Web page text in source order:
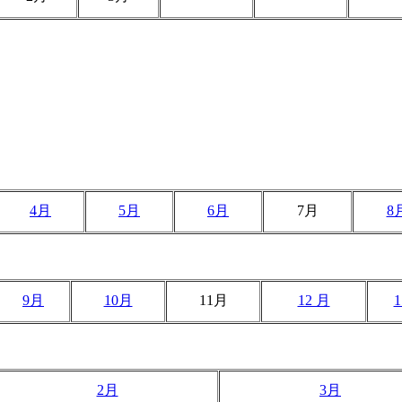
4月 5月 6月 7月 8
9月 10月 11月 12 月
2月 3月